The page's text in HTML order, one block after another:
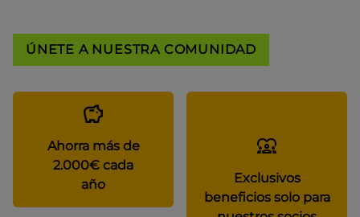
ÚNETE A NUESTRA COMUNIDAD
Ahorra más de
2.000€ cada
año
Exclusivos
beneficios solo para